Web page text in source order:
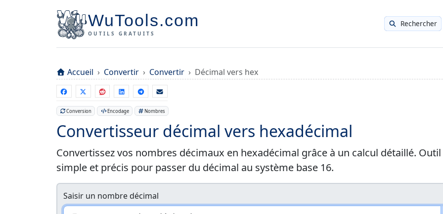
WuTools.com
OUTILS GRATUITS
Rechercher
Accueil Convertir Convertir Décimal vers hex
Conversion Encodage Nombres
Convertisseur décimal vers hexadécimal
Convertissez vos nombres décimaux en hexadécimal grâce à un calcul détaillé. Outil
simple et précis pour passer du décimal au système base 16.
Saisir un nombre décimal